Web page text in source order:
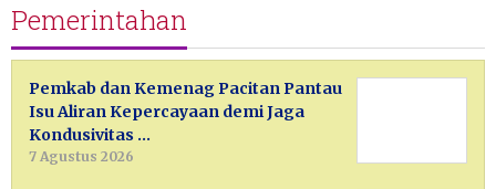
Pemerintahan
Pemkab dan Kemenag Pacitan Pantau
Isu Aliran Kepercayaan demi Jaga
Kondusivitas …
7 Agustus 2026